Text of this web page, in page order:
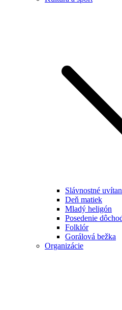
Slávnostné
Deň matiek
Mladý heligón
Posedenie
Folklór
Gorálová bežka
Organizácie